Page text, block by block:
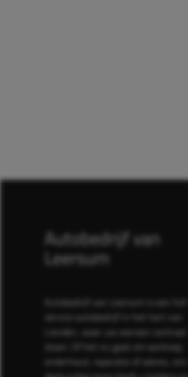
Autobedrijf van
Leersum
Autobedrijf van Leersum is een full-
service autobedrijf in het hart van
Lienden, waar uw wensen centraal
staan. Of het nu gaat om aankoop,
onderhoud, reparatie of advies, ons